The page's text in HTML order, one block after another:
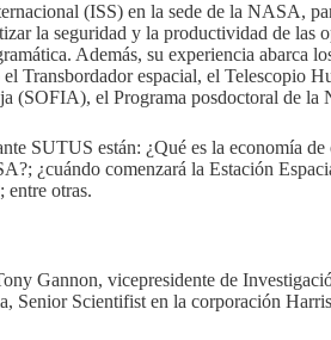
(ISS) en la sede de la NASA,
la seguridad y la productividad de las
Además, su experiencia abarca
Transbordador espacial, el Telescopio
(SOFIA), el Programa posdoctoral de
SUTUS están: ¿Qué es la economía
¿cuándo comenzará la Estación
entre otras.
Gannon, vicepresidente de
Senior Scientifist en la corporación